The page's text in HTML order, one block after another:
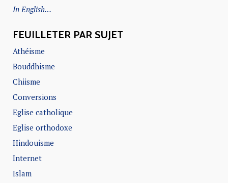
In English…
FEUILLETER PAR SUJET
Athéisme
Bouddhisme
Chiisme
Conversions
Eglise catholique
Eglise orthodoxe
Hindouisme
Internet
Islam